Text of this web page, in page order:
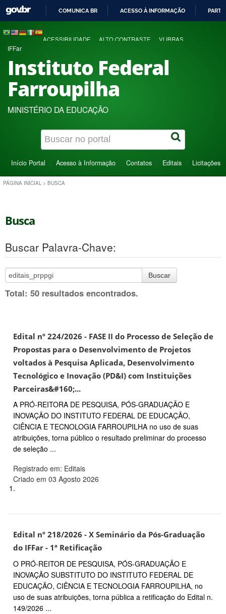
COMUNICA BR ACESSO À INFORMAÇÃO
ACESSIBILIDADE ALTO CONTRASTE VLIBRAS
IFFar
Instituto Federal
Farroupilha
MINISTÉRIO DA EDUCAÇÃO
Início Portal Acesso à Informação Contatos Editais Licitações
PÁGINA INICIAL > BUSCA
Busca
Buscar Palavra-Chave:
Buscar
Total: 50 resultados encontrados.
Edital nº 224/2026 - FASE II do Processo de Seleção de
Propostas para o Desenvolvimento de Projetos
voltados à Pesquisa Aplicada, Desenvolvimento
Tecnológico e Inovação (PD&I) com Instituições
Parceiras&#160;...
A PRÓ-REITORA DE PESQUISA, PÓS-GRADUAÇÃO E
INOVAÇÃO DO INSTITUTO FEDERAL DE EDUCAÇÃO,
CIÊNCIA E TECNOLOGIA FARROUPILHA no uso de suas
atribuições, torna público o resultado preliminar do processo
de seleção ...
Registrado em: Editais
Criado em 03 Agosto 2026
1.
Edital nº 218/2026 - X Seminário da Pós-Graduação
do IFFar - 1ª Retificação
O PRÓ-REITOR DE PESQUISA, PÓS-GRADUAÇÃO E
INOVAÇÃO SUBSTITUTO DO INSTITUTO FEDERAL DE
EDUCAÇÃO, CIÊNCIA E TECNOLOGIA FARROUPILHA, no
uso de suas atribuições, torna pública a retificação do Edital n.
149/2026 ...